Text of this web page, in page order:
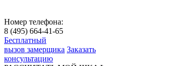
Номер телефона:
8 (495) 664-41-65
Бесплатный
вызов замерщика Заказать
консультацию